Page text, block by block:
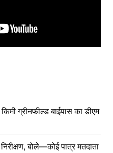
ग्रीनफील्ड बाईपास का डीएम
बोले—कोई पात्र मतदाता